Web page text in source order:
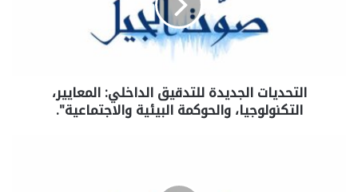
التحديات الجديدة للتدقيق الداخلي: المعايير،
التكنولوجيا، والحوكمة البيئية والاجتماعية".